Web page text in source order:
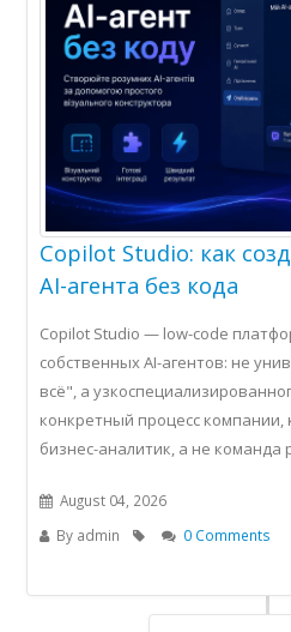
Copilot Studio: как
AI-агента без кода
Copilot Studio — low-code
собственных AI-агентов: не
всё", а
конкретный процесс компании,
бизнес-аналитик, а не команда
August 04, 2026
By admin 0 Comments